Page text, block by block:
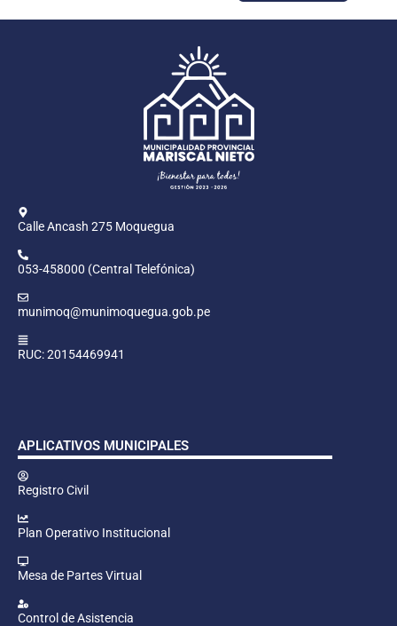
Calle Ancash 275 Moquegua
053-458000 (Central Telefónica)
munimoq@munimoquegua.gob.pe
RUC: 20154469941
APLICATIVOS MUNICIPALES
Registro Civil
Plan Operativo Institucional
Mesa de Partes Virtual
Control de Asistencia